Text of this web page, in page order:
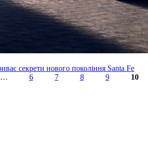
секрети нового покоління Santa Fe
… 6 7 8 9 10